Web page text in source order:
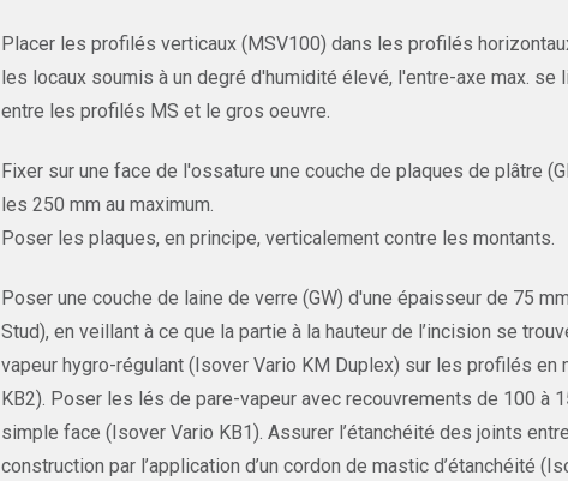
Placer les profilés verticaux (MSV100) dans les profilés
les locaux soumis à un degré d'humidité élevé, l'entre-axe max.
entre les profilés MS et le gros oeuvre.
Fixer sur une face de l'ossature une couche de plaques de plâtre
les 250 mm au maximum.
Poser les plaques, en principe, verticalement contre les montants.
Poser une couche de laine de verre (GW) d'une épaisseur de 75
Stud), en veillant à ce que la partie à la hauteur de l’incision se
vapeur hygro-régulant (Isover Vario KM Duplex) sur les profilés en
KB2). Poser les lés de pare-vapeur avec recouvrements de 100 à
simple face (Isover Vario KB1). Assurer l’étanchéité des joints
construction par l’application d’un cordon de mastic d’étanchéité